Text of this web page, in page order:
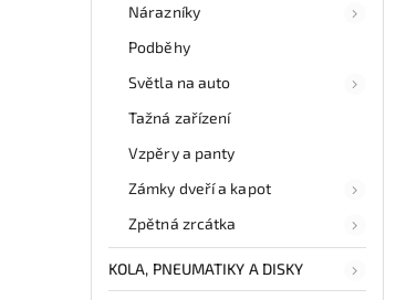
Nárazníky
Podběhy
Světla na auto
Tažná zařízení
Vzpěry a panty
Zámky dveří a kapot
Zpětná zrcátka
KOLA, PNEUMATIKY A DISKY